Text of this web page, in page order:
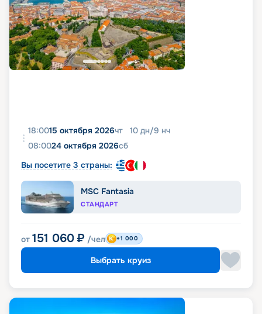
18:0015 октября 2026чт 10 дн/9 нч
08:0024 октября 2026сб
Вы посетите 3 страны:
MSC Fantasia
СТАНДАРТ
от 151 060 ₽ /чел +1 000
Выбрать круиз